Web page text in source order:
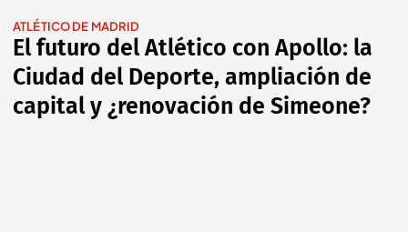
ATLÉTICO DE MADRID
El futuro del Atlético con Apollo: la
Ciudad del Deporte, ampliación de
capital y ¿renovación de Simeone?